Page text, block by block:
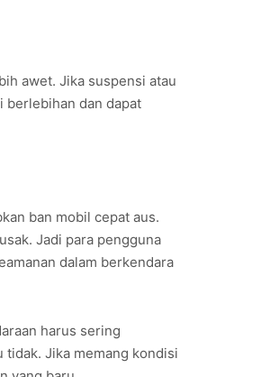
awet. Jika suspensi atau
berlebihan dan dapat
ban mobil cepat aus.
Jadi para pengguna
dalam berkendara
harus sering
tidak. Jika memang kondisi